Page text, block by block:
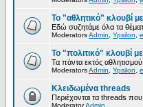
Το "αθλητικό" κλουβί
Εδώ συζητάμε όλα τα
ModeratorsAdmin Ypsilon
Το "πολιτικό" κλουβί
Τα πάντα εκτός
ModeratorsAdmin Ypsilon
Κλειδωμένα threads
Περιέχονται τα threads
ModeratorAdmin